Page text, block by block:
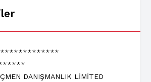
DANIŞMANLIK LİMİTED